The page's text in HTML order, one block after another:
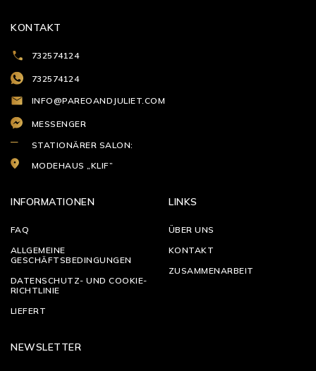
KONTAKT
732574124
732574124
INFO@PAREOANDJULIET.COM
MESSENGER
STATIONÄRER SALON:
MODEHAUS „KLIF”
INFORMATIONEN
FAQ
ALLGEMEINE
GESCHÄFTSBEDINGUNGEN
DATENSCHUTZ- UND COOKIE-
RICHTLINIE
LIEFERT
LINKS
ÜBER UNS
KONTAKT
ZUSAMMENARBEIT
NEWSLETTER